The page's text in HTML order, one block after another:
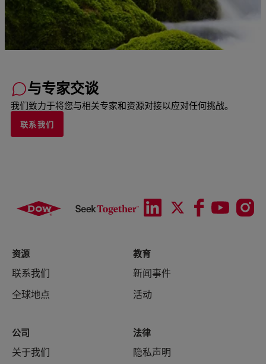
与专家交谈
我们致力于将您与相关专家和资源对接以应对任何挑战。
联系我们
资源
联系我们
全球地点
教育
新闻事件
活动
公司
关于我们
法律
隐私声明